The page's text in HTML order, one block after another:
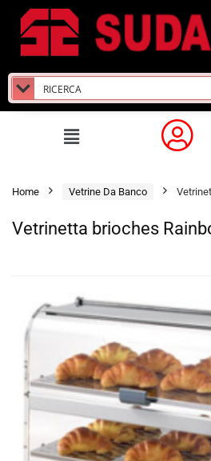
Home Vetrine Da Banco
Vetrinetta brioches